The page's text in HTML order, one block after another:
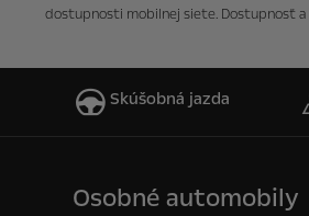
dostupnosti mobilnej siete. Dostupnosť a
Skúšobná jazda
Osobné automobily